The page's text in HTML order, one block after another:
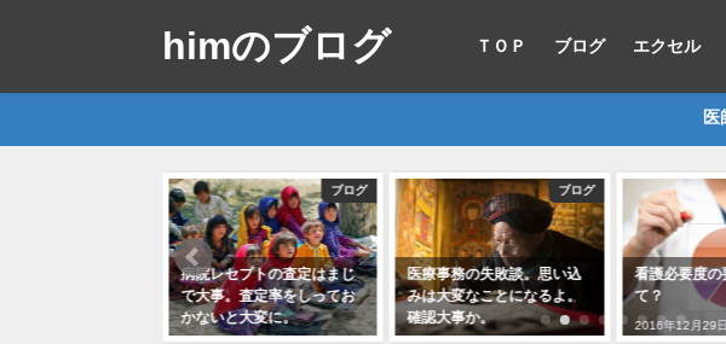
himのブログ ＴＯＰ ブログ エクセル
医
ブログ
医療事務の失敗談。思い込
みは大変なことになるよ。
確認大事か。
看護必要度
看護必要度の要件・計算っ
て？
2016年12月29日
看護必要度
項目 骨の手
2016年12月20日